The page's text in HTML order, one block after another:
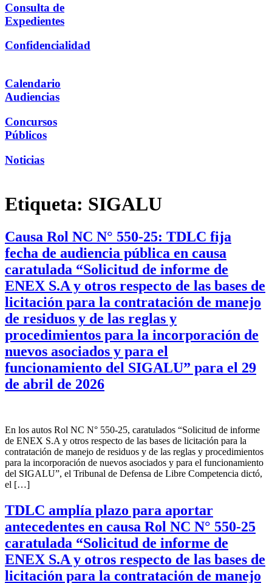
Consulta de
Expedientes
Confidencialidad
Calendario
Audiencias
Concursos
Públicos
Noticias
Etiqueta: SIGALU
Causa Rol NC N° 550-25: TDLC fija
fecha de audiencia pública en causa
caratulada “Solicitud de informe de
ENEX S.A y otros respecto de las bases de
licitación para la contratación de manejo
de residuos y de las reglas y
procedimientos para la incorporación de
nuevos asociados y para el
funcionamiento del SIGALU” para el 29
de abril de 2026
En los autos Rol NC N° 550-25, caratulados “Solicitud de informe
de ENEX S.A y otros respecto de las bases de licitación para la
contratación de manejo de residuos y de las reglas y procedimientos
para la incorporación de nuevos asociados y para el funcionamiento
del SIGALU”, el Tribunal de Defensa de Libre Competencia dictó,
el […]
TDLC amplía plazo para aportar
antecedentes en causa Rol NC N° 550-25
caratulada “Solicitud de informe de
ENEX S.A y otros respecto de las bases de
licitación para la contratación de manejo